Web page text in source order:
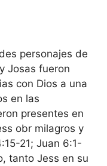
personajes de
Josas fueron
con Dios a una
en las
presentes en
obr milagros y
21; Juan 6:1-
tanto Jess en su